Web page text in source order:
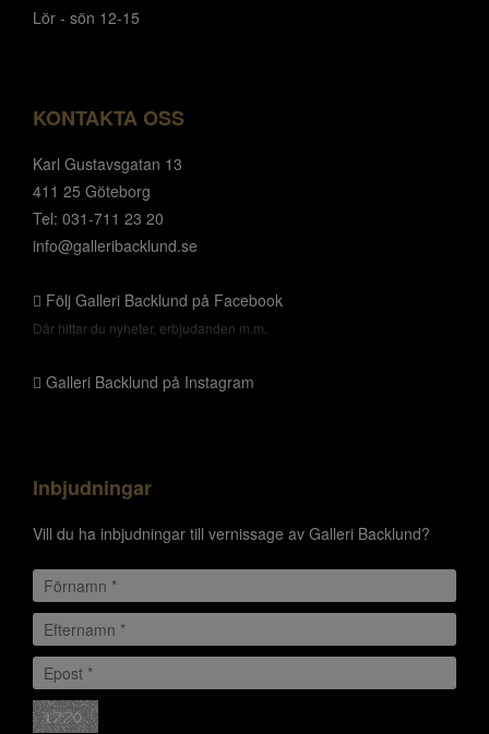
Lör - sön 12-15
KONTAKTA OSS
Karl Gustavsgatan 13
411 25 Göteborg
Tel: 031-711 23 20
info@galleribacklund.se
Följ Galleri Backlund på Facebook
Där hittar du nyheter, erbjudanden m.m.
Galleri Backlund på Instagram
Inbjudningar
Vill du ha inbjudningar till vernissage av Galleri Backlund?